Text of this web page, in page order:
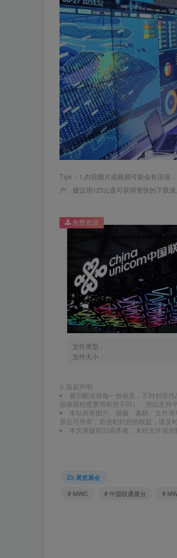
Tips：1.内容图片或视频可能会有压缩
户，建议用123云盘可获得更快的下载速
文件类型：
文件大小：
免费资源
© 版权声明
展示酷珍视每一份创意，不对创意
据难易程度费用有所不同），用以支持
本站所有图片、视频、素材、文件
原公司所有，若侵犯到您的权益，请及
本文章版权归原作者，未经允许请勿
展览展会
# MWC
# 中国联通展台 #